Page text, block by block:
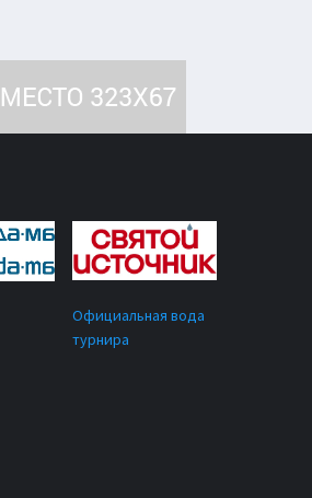
Официальная вода
турнира